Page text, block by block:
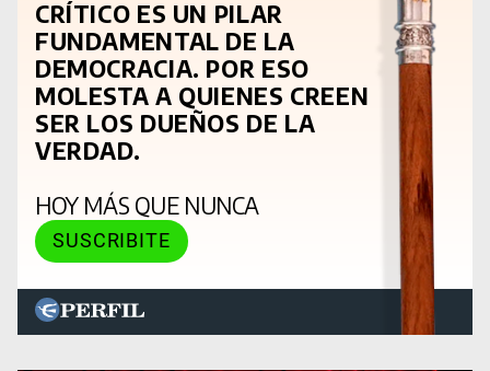
CRÍTICO ES UN PILAR
FUNDAMENTAL DE LA
DEMOCRACIA. POR ESO
MOLESTA A QUIENES CREEN
SER LOS DUEÑOS DE LA
VERDAD.
HOY MÁS QUE NUNCA
SUSCRIBITE